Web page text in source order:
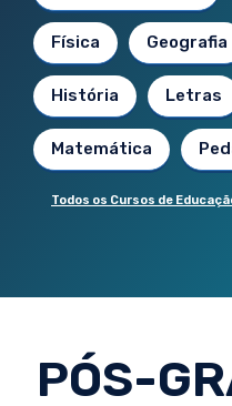
Física Geografia
História Letras
Matemática
Todos os Cursos de
PÓS-